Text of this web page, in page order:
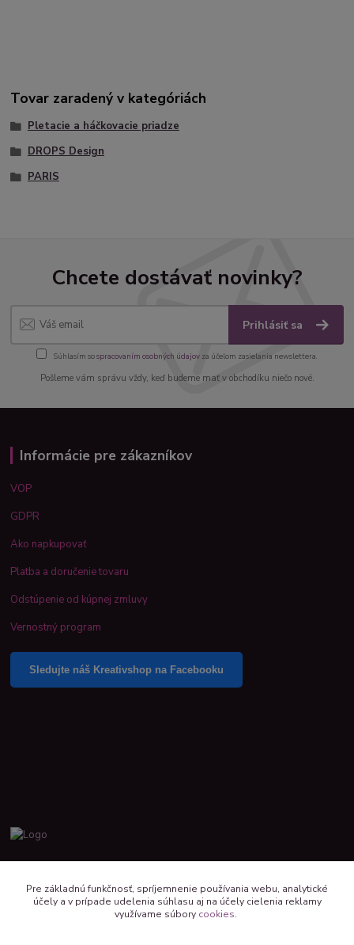
Tovar zaradený v kategóriách
Pletacie a háčkovacie priadze
DROPS Design
PARIS
Chcete dostávať novinky?
Prihlásiť sa
Súhlasím sospracovaním osobných údajov za účelom zasielania newslettera.
Pošleme vám správu vždy, keď budeme mať v obchodíku niečo nové.
Informácie pre zákazníkov
VOP
GDPR
Ako napkupovať
Platba a doručenie tovaru
Odstúpenie od kúpnej zmluvy
Vernostný program
Sledujte náš Kreativshop na Facebooku
kreativshop@kreativshop.sk
Pre základnú funkčnosť, spríjemnenie používania webu, analytické
účely a v prípade udelenia súhlasu aj na účely cielenia reklamy
využívame súbory cookies.